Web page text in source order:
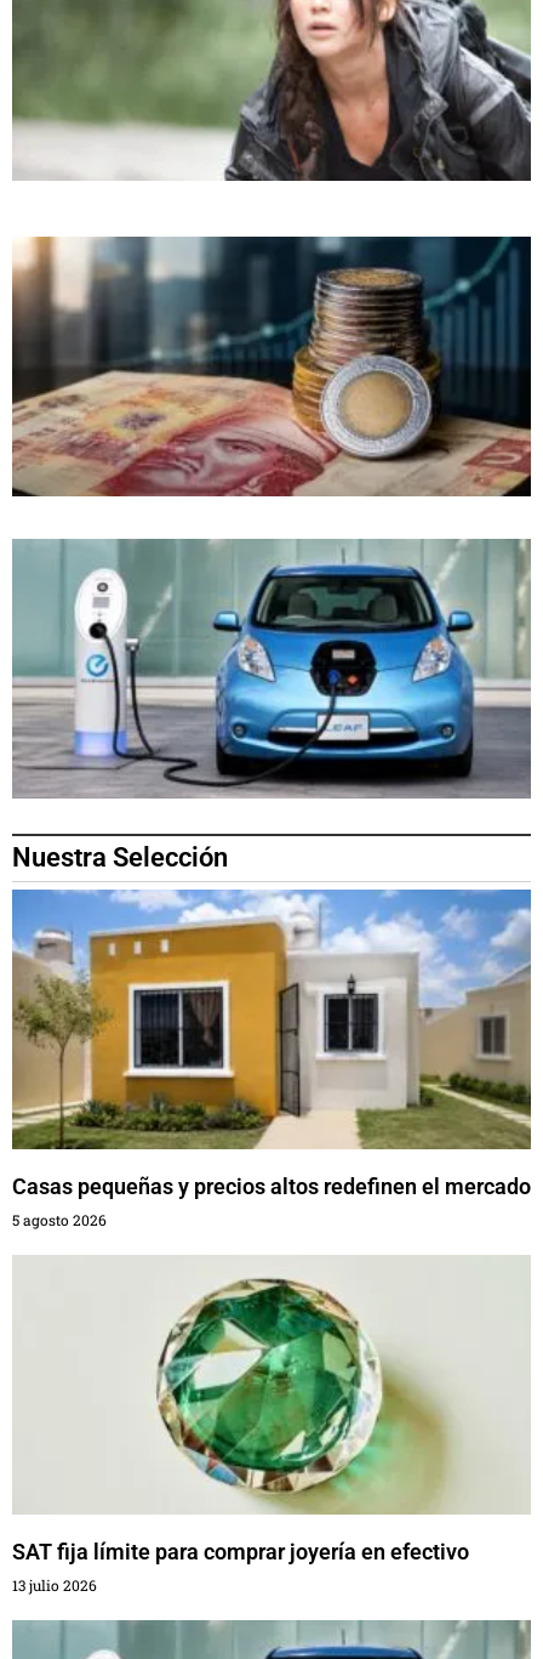
Nuestra Selección
Casas pequeñas y precios altos redefinen el mercado
5 agosto 2026
SAT fija límite para comprar joyería en efectivo
13 julio 2026